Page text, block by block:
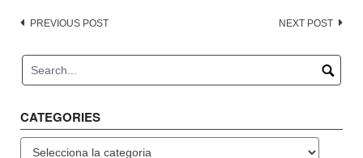
Post
PREVIOUS POST NEXT POST
CATEGORIES